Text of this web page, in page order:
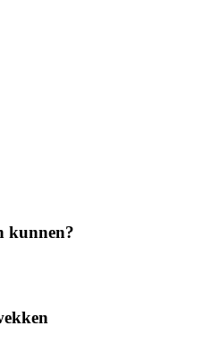
kunnen?